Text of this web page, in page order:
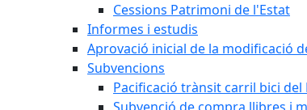
Cessions Patrimoni de l'Estat
Informes i estudis
Aprovació inicial de la modificació
Subvencions
Pacificació trànsit carril bici del